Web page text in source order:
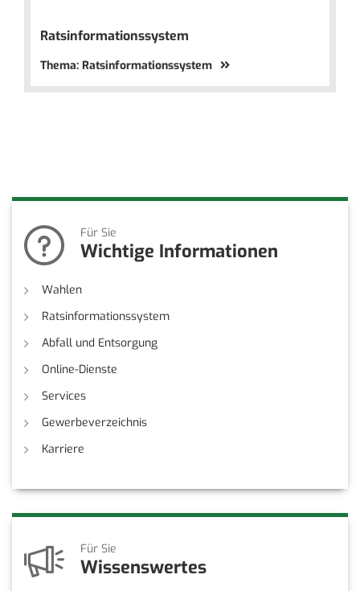
Ratsinformationssystem
Thema: Ratsinformationssystem
Für Sie
Wichtige Informationen
Wahlen
Ratsinformationssystem
Abfall und Entsorgung
Online-Dienste
Services
Gewerbeverzeichnis
Karriere
Für Sie
Wissenswertes